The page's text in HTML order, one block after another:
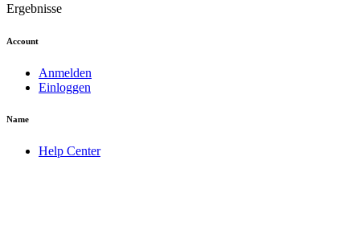
Ergebnisse
Account
Anmelden
Einloggen
Name
Help Center